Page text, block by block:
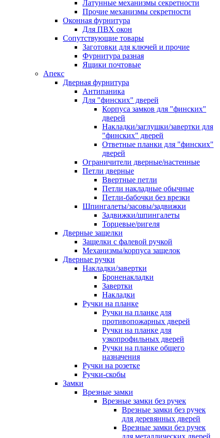
Латунные механизмы секретности
Прочие механизмы секретности
Оконная фурнитура
Для ПВХ окон
Сопутствующие товары
Заготовки для ключей и прочие
Фурнитура разная
Ящики почтовые
Апекс
Дверная фурнитура
Антипаника
Для "финских" дверей
Корпуса замков для "финских"
дверей
Накладки/заглушки/завертки для
"финских" дверей
Ответные планки для "финских"
дверей
Ограничители дверные/настенные
Петли дверные
Ввертные петли
Петли накладные обычные
Петли-бабочки без врезки
Шпингалеты/засовы/задвижки
Задвижки/шпингалеты
Торцевые/ригеля
Дверные защелки
Защелки с фалевой ручкой
Механизмы/корпуса защелок
Дверные ручки
Накладки/завертки
Броненакладки
Завертки
Накладки
Ручки на планке
Ручки на планке для
противопожарных дверей
Ручки на планке для
узкопрофильных дверей
Ручки на планке общего
назначения
Ручки на розетке
Ручки-скобы
Замки
Врезные замки
Врезные замки без ручек
Врезные замки без ручек
для деревянных дверей
Врезные замки без ручек